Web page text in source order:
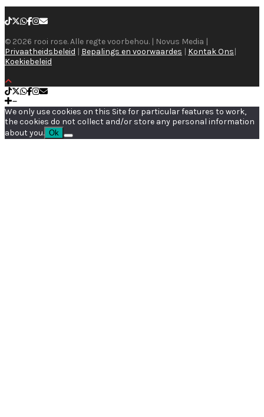
© 2026 rooi rose. Alle regte voorbehou. | Novus Media |
Privaatheidsbeleid | Bepalings en voorwaardes | Kontak Ons|
Koekiebeleid
We only use cookies on this Site for particular features to work,
the cookies do not collect and/or store any personal information
about you. Ok